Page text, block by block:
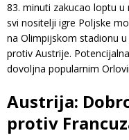
83. minuti zakucao loptu
svi nositelji igre Poljske
na Olimpijskom stadionu
protiv Austrije.
dovoljna popularnim
Austrija:
protiv